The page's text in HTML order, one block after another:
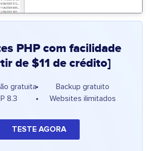
PHP com facilidade
de $11 de crédito]
gratuita
Backup gratuito
8.3
Websites ilimitados
TESTE AGORA